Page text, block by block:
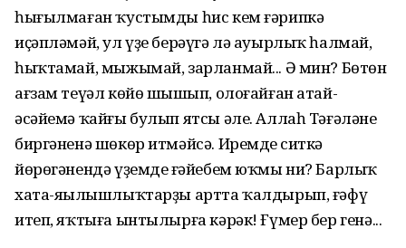
һығылмаған ҡустымды һис кем ғәрипкә
иҫәпләмәй, ул үҙе берәүгә лә ауырлыҡ һалмай,
һыҡтамай, мыжымай, зарланмай... Ә мин? Бөтөн
ағзам теүәл көйө шыңшып, олоғайған атай-
әсәйемә ҡайғы булып ятсы әле. Аллаһ Тәғәләнең
биргәненә шөкөр итмәйсә. Иремдең ситкә
йөрөгәнендә үҙемдең ғәйебем юҡмы ни? Барлыҡ
хата-яңылышлыҡтарҙы артта ҡалдырып, ғәфү
итеп, яҡтыға ынтылырға кәрәк! Ғүмер бер генә...